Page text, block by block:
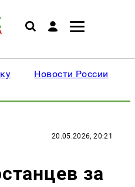
Новости России
20.05.2026, 20:21
за